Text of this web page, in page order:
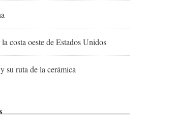
costa oeste de Estados Unidos
su ruta de la cerámica